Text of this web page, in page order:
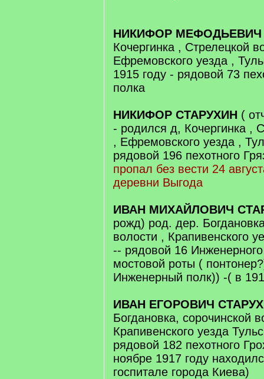
НИКИФОР МЕФОДЬЕВИЧ
Кочергинка , Стрелецкой
Ефремовского уезда ,
1915 году - рядовой 73
полка
НИКИФОР СТАРУХИН (
- родился д, Кочергинка ,
, Ефремовского уезда ,
рядовой 196 пехотного
пропал без вести 24
деревни Выгода
ИВАН МИХАЙЛОВИЧ
рожд) род. дер.
волости , Крапивенского
-- рядовой 16
мостовой роты (
Инженерный полк)) -( в
ИВАН ЕГОРОВИЧ
Богдановка, сорочинской
Крапивенского уезда
рядовой 182 пехотного
ноябре 1917 году
госпитале города Киева)